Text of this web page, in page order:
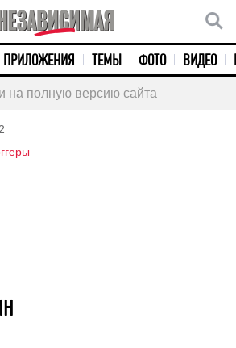
ПРИЛОЖЕНИЯ ТЕМЫ ФОТО ВИДЕО
на полную версию сайта